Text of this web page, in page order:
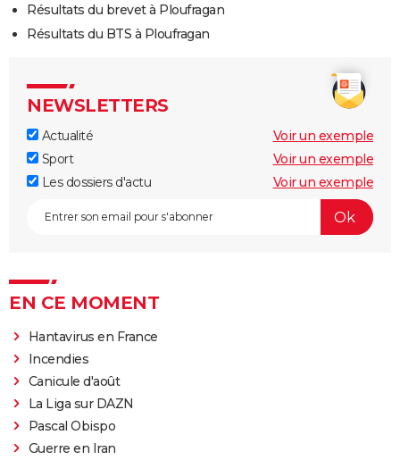
Résultats du brevet à Ploufragan
Résultats du BTS à Ploufragan
NEWSLETTERS
Actualité
Voir un exemple
Sport
Voir un exemple
Les dossiers d'actu
Voir un exemple
EN CE MOMENT
Hantavirus en France
Incendies
Canicule d'août
La Liga sur DAZN
Pascal Obispo
Guerre en Iran